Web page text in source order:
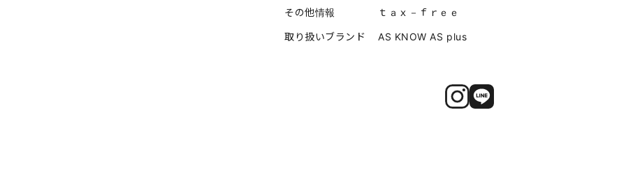
その他情報 ｔａｘ－ｆｒｅｅ
取り扱いブランド AS KNOW AS plus